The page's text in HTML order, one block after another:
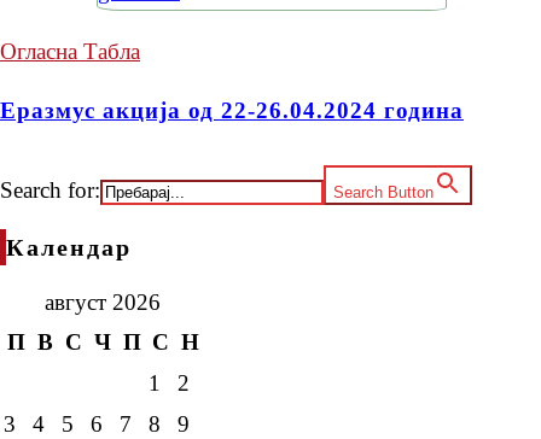
Огласна Табла
Еразмус акција од 22-26.04.2024 година
Search for: Search Button
Календар
август 2026
П В С Ч П С Н
1
2
3
4 5 6 7 8
9